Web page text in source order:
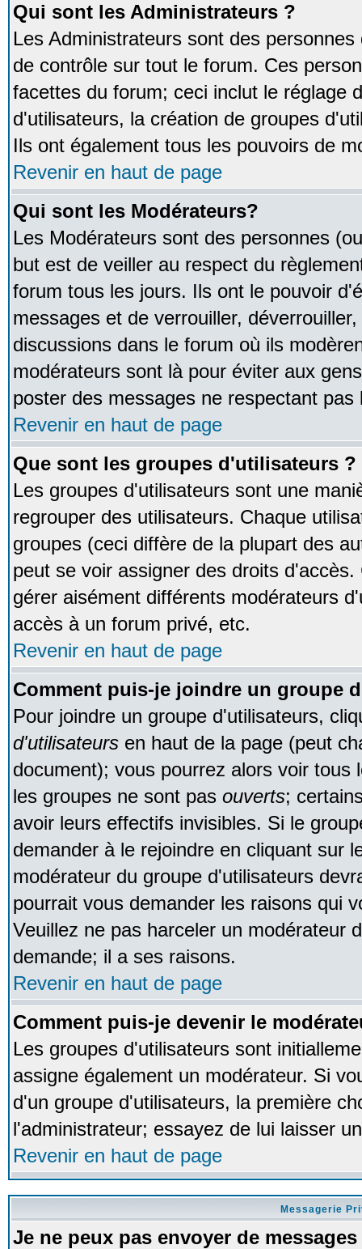
Qui sont les Administrateurs ?
Les Administrateurs sont des
de contrôle sur tout le forum. Ces
facettes du forum; ceci inclut le réglage
d'utilisateurs, la création de groupes
Ils ont également tous les pouvoirs de
Revenir en haut de page
Qui sont les Modérateurs?
Les Modérateurs sont des personnes
but est de veiller au respect du
forum tous les jours. Ils ont le pouvoir
messages et de verrouiller,
discussions dans le forum où ils
modérateurs sont là pour éviter aux
poster des messages ne respectant pas
Revenir en haut de page
Que sont les groupes d'utilisateurs ?
Les groupes d'utilisateurs sont une
regrouper des utilisateurs. Chaque
groupes (ceci diffère de la plupart des
peut se voir assigner des droits
gérer aisément différents modérateurs
accès à un forum privé, etc.
Revenir en haut de page
Comment puis-je joindre un groupe
Pour joindre un groupe d'utilisateurs,
d'utilisateurs en haut de la page (peut
document); vous pourrez alors voir tous
les groupes ne sont pas ouverts;
avoir leurs effectifs invisibles. Si le
demander à le rejoindre en cliquant sur
modérateur du groupe d'utilisateurs
pourrait vous demander les raisons qui
Veuillez ne pas harceler un modérateur
demande; il a ses raisons.
Revenir en haut de page
Comment puis-je devenir le
Les groupes d'utilisateurs sont
assigne également un modérateur. Si
d'un groupe d'utilisateurs, la première
l'administrateur; essayez de lui laisser
Revenir en haut de page
Messagerie
Je ne peux pas envoyer de